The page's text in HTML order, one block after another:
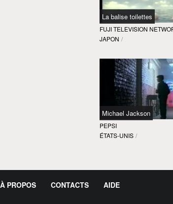
La balise toilettes
FUJI TELEVISION
JAPON /
Michael Jackson
PEPSI
ÉTATS-UNIS /
À PROPOS CONTACTS AIDE